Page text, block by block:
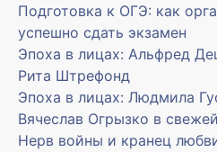
Подготовка к ОГЭ: как
успешно сдать экзамен
Эпоха в лицах: Альфред
Рита Штрефонд
Эпоха в лицах: Людмила
Вячеслав Огрызко в
Нерв войны и кранец